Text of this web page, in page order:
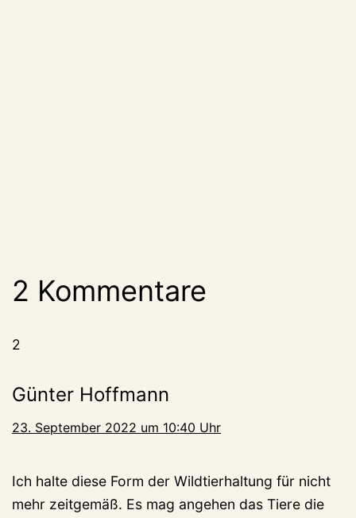
2 Kommentare
2
Günter Hoffmann
23. September 2022 um 10:40 Uhr
Ich halte diese Form der Wildtierhaltung für nicht
mehr zeitgemäß. Es mag angehen das Tiere die